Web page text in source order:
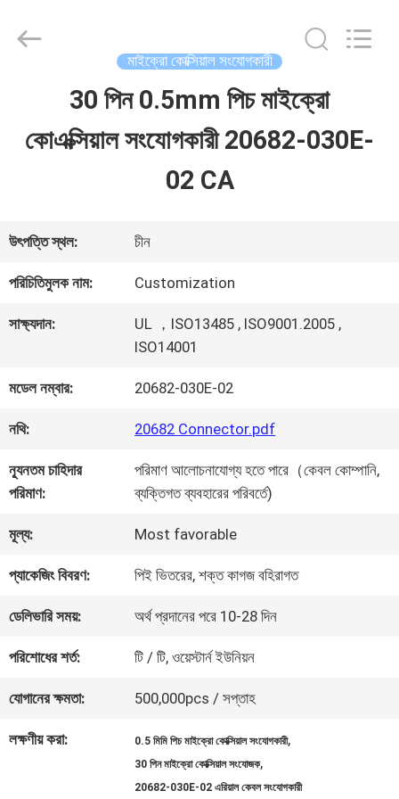
ভিডিও
আমাদের
সম্বন্ধে
কারখানা
নিয়ন্ত্রণ
আমাদের
সাথে
যোগাযোগ
Media
Reserved.
মাইক্রো কোক্সিয়াল সংযোগকারী
30 পিন 0.5mm পিচ মাইক্রো
কোএক্সিয়াল সংযোগকারী 20682-030E-
02 CA
উৎপত্তি স্থল: চীন
পরিচিতিমুলক নাম: Customization
সাক্ষ্যদান:
UL ，ISO13485 , ISO9001.2005 ,
ISO14001
মডেল নম্বার: 20682-030E-02
নথি: 20682 Connector.pdf
ন্যূনতম চাহিদার
পরিমাণ:
পরিমাণ আলোচনাযোগ্য হতে পারে（কেবল কোম্পানি,
ব্যক্তিগত ব্যবহারের পরিবর্তে)
মূল্য: Most favorable
প্যাকেজিং বিবরণ: পিই ভিতরের, শক্ত কাগজ বহিরাগত
ডেলিভারি সময়: অর্থ প্রদানের পরে 10-28 দিন
পরিশোধের শর্ত: টি / টি, ওয়েস্টার্ন ইউনিয়ন
যোগানের ক্ষমতা: 500,000pcs / সপ্তাহ
লক্ষণীয় করা: 0.5 মিমি পিচ মাইক্রো কোক্সিয়াল সংযোগকারী,
30 পিন মাইক্রো কোক্সিয়াল সংযোজক,
20682-030E-02 এরিয়াল কেবল সংযোগকারী